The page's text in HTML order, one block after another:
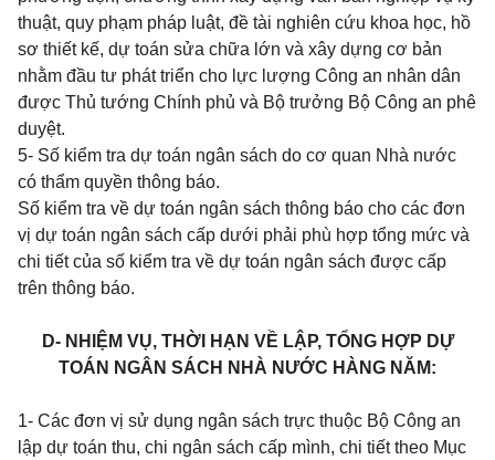
thuật, quy phạm pháp luật, đề tài nghiên cứu khoa học, hồ
sơ thiết kế, dự toán sửa chữa lớn và xây dựng cơ bản
nhằm đầu tư phát triển cho lực lượng Công an nhân dân
được Thủ tướng Chính phủ và Bộ trưởng Bộ Công an phê
duyệt.
5- Số kiểm tra dự toán ngân sách do cơ quan Nhà nước
có thẩm quyền thông báo.
Số kiểm tra về dự toán ngân sách thông báo cho các đơn
vị dự toán ngân sách cấp dưới phải phù hợp tổng mức và
chi tiết của số kiểm tra về dự toán ngân sách được cấp
trên thông báo.
D- NHIỆM VỤ, THỜI HẠN VỀ LẬP, TỔNG HỢP DỰ
TOÁN NGÂN SÁCH NHÀ NƯỚC HÀNG NĂM:
1- Các đơn vị sử dụng ngân sách trực thuộc Bộ Công an
lập dự toán thu, chi ngân sách cấp mình, chi tiết theo Mục